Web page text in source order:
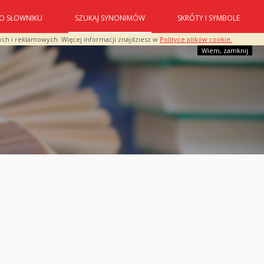
i reklamowych. Więcej informacji znajdziesz w Polityce plików cookie.
Wiem, zamknij
SŁOWNIKU SZUKAJ SYNONIMÓW SKRÓTY I SYMBOLE